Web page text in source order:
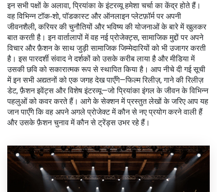
इन सभी पक्षों के अलावा, प्रियांका के इंटरव्यू हमेशा चर्चा का केंद्र होते हैं।
वह विभिन्न टॉक‑शो, पॉडकास्ट और ऑनलाइन प्लेटफ़ॉर्म पर अपनी
जीवनशैली, करियर की चुनौतियों और भविष्य की योजनाओं के बारे में खुलकर
बात करती है। इन वार्तालापों में वह नई प्रोजेक्ट्स, सामाजिक मुद्दों पर अपने
विचार और फ़ैशन के साथ जुड़ी सामाजिक जिम्मेदारियों को भी उजागर करती
है। इस पारदर्शी संवाद ने दर्शकों को उसके करीब लाया है और मीडिया में
उसकी छवि को सकारात्मक रूप से स्थापित किया है। आप नीचे दी गई सूची
में इन सभी अद्यतनों को एक जगह देख पाएँगे—फिल्म रिलीज़, गाने की रिलीज़
डेट, फ़ैशन इवेंट्स और विशेष इंटरव्यू—जो प्रियांका इंगल के जीवन के विभिन्न
पहलुओं को कवर करते हैं। आगे के सेक्शन में प्रस्तुत लेखों के जरिए आप यह
जान पाएँगे कि वह अपने अगले प्रोजेक्ट में कौन से नए प्रयोग करने वाली हैं
और उसके फ़ैशन चुनाव में कौन से ट्रेंड्स उभर रहे हैं।